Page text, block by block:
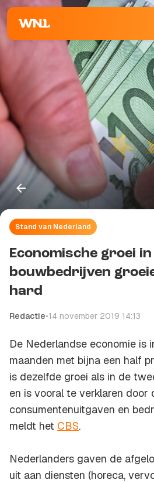
Stand van Nederland
Economische groei
bouwbedrijven
hard
Redactie•14 november 2019 14:13
De Nederlandse economie is
maanden met bijna een half
is dezelfde groei als in de
en is vooral te verklaren door
consumentenuitgaven en
meldt het CBS.
Nederlanders gaven de
uit aan diensten (horeca,